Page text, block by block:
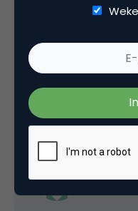
termijn een groot
missiewerk moet
18 december 2006
NilsR